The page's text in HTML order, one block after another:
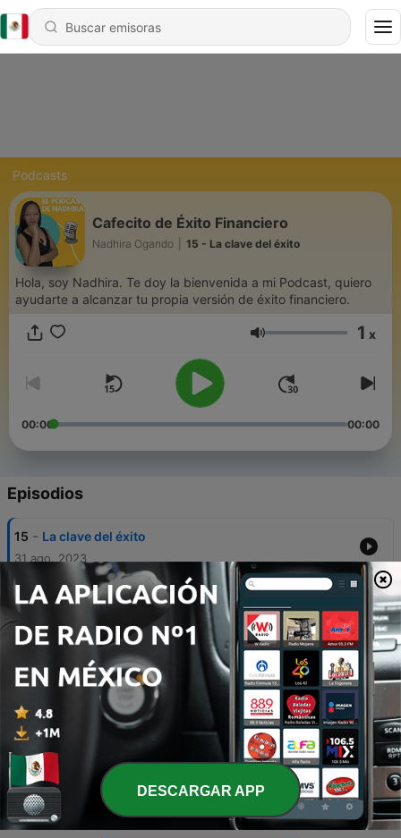
Podcasts
Cafecito de Éxito Financiero
Nadhira Ogando 15 - La clave del éxito
Hola, soy Nadhira. Te doy la bienvenida a mi Podcast, quiero
ayudarte a alcanzar tu propia versión de éxito financiero.
Volumen 1 x
00:00 00:00
Episodios
15 - La clave del éxito
31 ago. 2023
- Método para ser más productivo
16 ago. 2023
- Para discutir se necesitan dos
14 oct. 2020
12 - 3 pasos básicos para mejorar tus finanzas
personales |Ep.10
28 ago. 2020
11 - La importancia de tener un foco | Ep.9
29 jul. 2020
DESCARGAR APP